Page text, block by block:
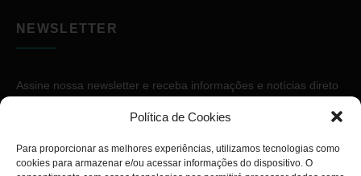
Política de Cookies
Para proporcionar as melhores experiências, utilizamos tecnologias como
cookies para armazenar e/ou acessar informações do dispositivo. O
NEWSLETTER
Assine nossa newsletter e receba informações e notícias direto